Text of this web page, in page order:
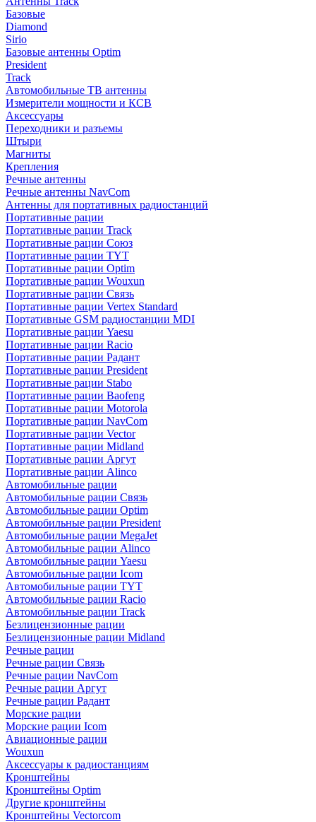
Базовые
Diamond
Sirio
Базовые антенны Optim
President
Track
Автомобильные ТВ антенны
Измерители мощности и КСВ
Аксессуары
Переходники и разъемы
Штыри
Магниты
Крепления
Речные антенны
Речные антенны NavCom
Антенны для портативных радиостанций
Портативные рации
Портативные рации Track
Портативные рации Союз
Портативные рации TYT
Портативные рации Optim
Портативные рации Wouxun
Портативные рации Связь
Портативные рации Vertex Standard
Портативные GSM радиостанции MDI
Портативные рации Yaesu
Портативные рации Racio
Портативные рации Радант
Портативные рации President
Портативные рации Stabo
Портативные рации Baofeng
Портативные рации Motorola
Портативные рации NavCom
Портативные рации Vector
Портативные рации Midland
Портативные рации Аргут
Портативные рации Alinco
Автомобильные рации
Автомобильные рации Связь
Автомобильные рации Optim
Автомобильные рации President
Автомобильные рации MegaJet
Автомобильные рации Alinco
Автомобильные рации Yaesu
Автомобильные рации Icom
Автомобильные рации TYT
Автомобильные рации Racio
Автомобильные рации Track
Безлицензионные рации
Безлицензионные рации Midland
Речные рации
Речные рации Связь
Речные рации NavCom
Речные рации Аргут
Речные рации Радант
Морские рации
Морские рации Icom
Авиационные рации
Wouxun
Аксессуары к радиостанциям
Кронштейны
Кронштейны Optim
Другие кронштейны
Кронштейны Vectorcom